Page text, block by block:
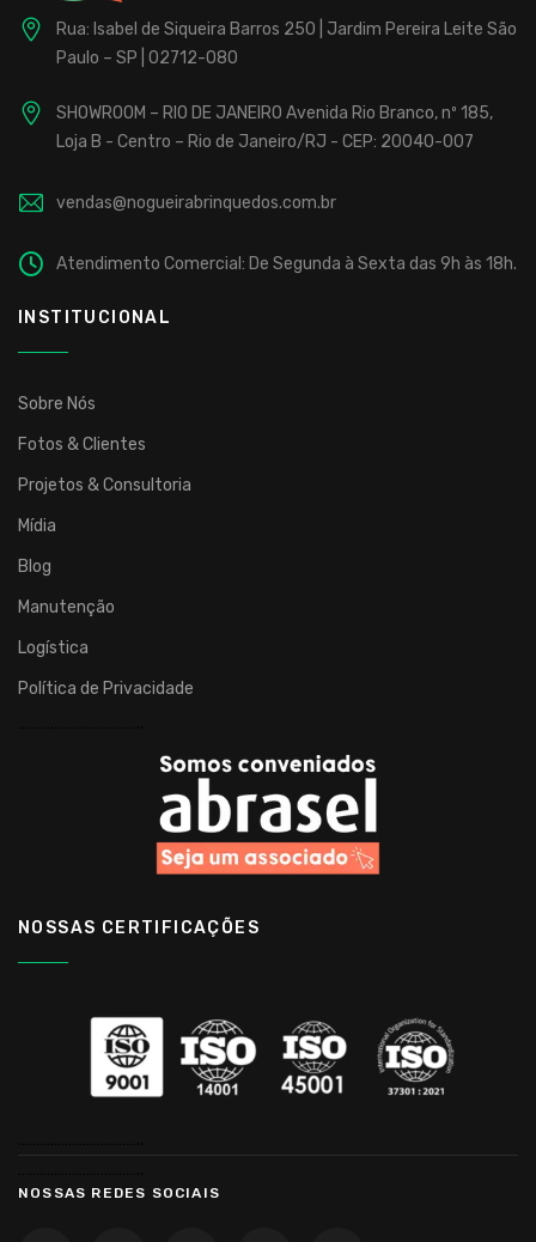
Rua: Isabel de Siqueira Barros 250 | Jardim Pereira Leite São
Paulo – SP | 02712-080
SHOWROOM – RIO DE JANEIRO Avenida Rio Branco, nº 185,
Loja B - Centro – Rio de Janeiro/RJ - CEP: 20040-007
vendas@nogueirabrinquedos.com.br
Atendimento Comercial: De Segunda à Sexta das 9h às 18h.
INSTITUCIONAL
Sobre Nós
Fotos & Clientes
Projetos & Consultoria
Mídia
Blog
Manutenção
Logística
Política de Privacidade
NOSSAS CERTIFICAÇÕES
NOSSAS REDES SOCIAIS